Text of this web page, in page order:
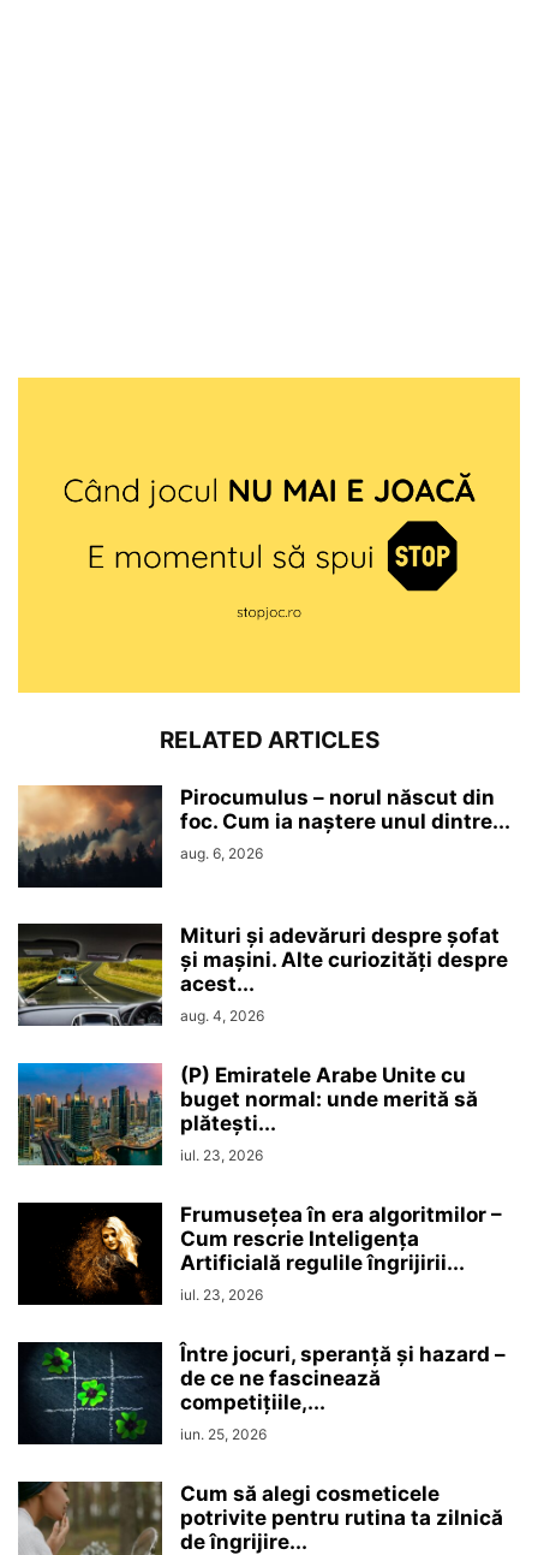
RELATED ARTICLES
Pirocumulus – norul născut din
foc. Cum ia naștere unul dintre...
aug. 6, 2026
Mituri și adevăruri despre șofat
și mașini. Alte curiozități despre
acest...
aug. 4, 2026
(P) Emiratele Arabe Unite cu
buget normal: unde merită să
plătești...
iul. 23, 2026
Frumusețea în era algoritmilor –
Cum rescrie Inteligența
Artificială regulile îngrijirii...
iul. 23, 2026
Între jocuri, speranță și hazard –
de ce ne fascinează
competițiile,...
iun. 25, 2026
Cum să alegi cosmeticele
potrivite pentru rutina ta zilnică
de îngrijire...